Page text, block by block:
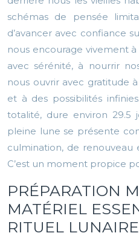
schémas de pensée
d’avancer avec confiance
nous encourage vivement
avec sérénité, à nourrir
nous ouvrir avec gratitude
et à des possibilités
totalité, dure environ 29.5
pleine lune se présente
culmination, de
C’est un moment propice
PRÉPARATION
MATÉRIEL
RITUEL LUNAIRE